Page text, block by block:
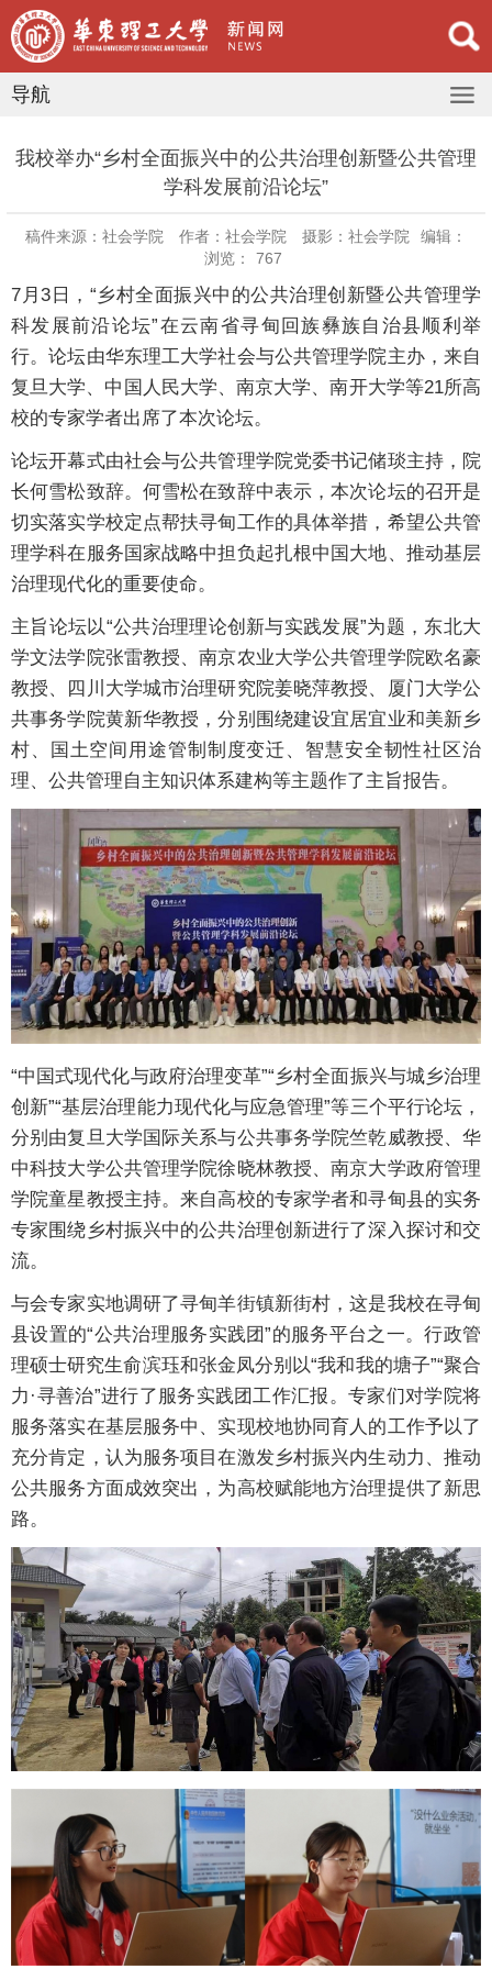
导航
我校举办“乡村全面振兴中的公共治理创新暨公共管理
学科发展前沿论坛”
稿件来源：社会学院 作者：社会学院 摄影：社会学院
编辑：
浏览：
767
7月3日，“乡村全面振兴中的公共治理创新暨公共管理学
科发展前沿论坛”在云南省寻甸回族彝族自治县顺利举
行。论坛由华东理工大学社会与公共管理学院主办，来自
复旦大学、中国人民大学、南京大学、南开大学等21所高
校的专家学者出席了本次论坛。
论坛开幕式由社会与公共管理学院党委书记储琰主持，院
长何雪松致辞。何雪松在致辞中表示，本次论坛的召开是
切实落实学校定点帮扶寻甸工作的具体举措，希望公共管
理学科在服务国家战略中担负起扎根中国大地、推动基层
治理现代化的重要使命。
主旨论坛以“公共治理理论创新与实践发展”为题，东北大
学文法学院张雷教授、南京农业大学公共管理学院欧名豪
教授、四川大学城市治理研究院姜晓萍教授、厦门大学公
共事务学院黄新华教授，分别围绕建设宜居宜业和美新乡
村、国土空间用途管制制度变迁、智慧安全韧性社区治
理、公共管理自主知识体系建构等主题作了主旨报告。
“中国式现代化与政府治理变革”“乡村全面振兴与城乡治理
创新”“基层治理能力现代化与应急管理”等三个平行论坛，
分别由复旦大学国际关系与公共事务学院竺乾威教授、华
中科技大学公共管理学院徐晓林教授、南京大学政府管理
学院童星教授主持。来自高校的专家学者和寻甸县的实务
专家围绕乡村振兴中的公共治理创新进行了深入探讨和交
流。
与会专家实地调研了寻甸羊街镇新街村，这是我校在寻甸
县设置的“公共治理服务实践团”的服务平台之一。行政管
理硕士研究生俞滨珏和张金凤分别以“我和我的塘子”“聚合
力·寻善治”进行了服务实践团工作汇报。专家们对学院将
服务落实在基层服务中、实现校地协同育人的工作予以了
充分肯定，认为服务项目在激发乡村振兴内生动力、推动
公共服务方面成效突出，为高校赋能地方治理提供了新思
路。